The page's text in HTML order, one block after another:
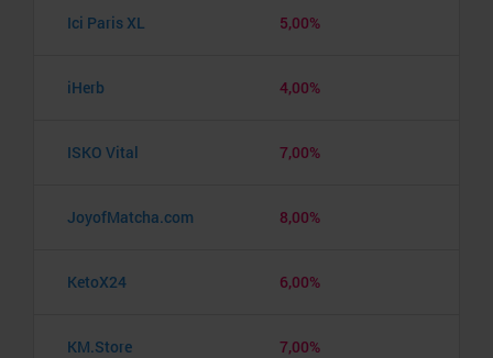
Ici Paris XL 5,00%
iHerb 4,00%
ISKO Vital 7,00%
JoyofMatcha.com 8,00%
KetoX24 6,00%
KM.Store 7,00%